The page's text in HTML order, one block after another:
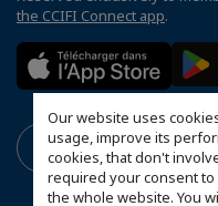
Our website uses
usage, improve its
cookies, that don't
required your consent to
the whole website. You
the CCIFI Connect app.